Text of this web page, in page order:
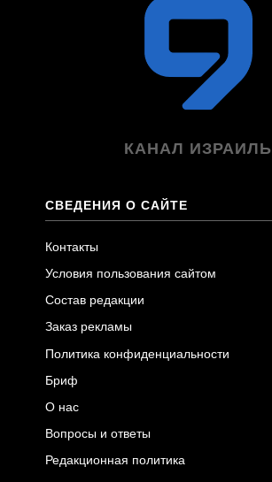
КАНАЛ ИЗРАИЛЬ
СВЕДЕНИЯ О САЙТЕ
Контакты
Условия пользования сайтом
Состав редакции
Заказ рекламы
Политика конфиденциальности
Бриф
О нас
Вопросы и ответы
Редакционная политика